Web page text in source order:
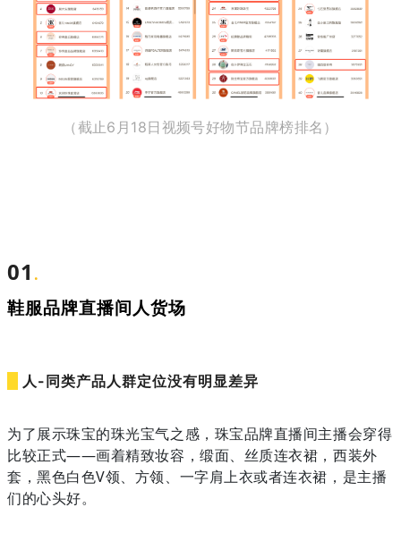
（截止6月18日视频号好物节品牌榜排名）
01 .
鞋服品牌直播间人货场
人-同类产品人群定位没有明显差异
为了展示珠宝的珠光宝气之感，珠宝品牌直播间主播会穿得
比较正式——画着精致妆容，缎面、丝质连衣裙，西装外
套，黑色白色V领、方领、一字肩上衣或者连衣裙，是主播
们的心头好。